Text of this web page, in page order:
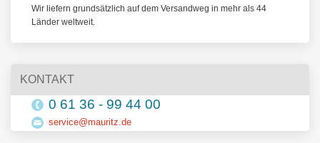
Wir liefern grundsätzlich auf dem Versandweg in mehr als 44
Länder weltweit.
KONTAKT
0 61 36 - 99 44 00
service@mauritz.de